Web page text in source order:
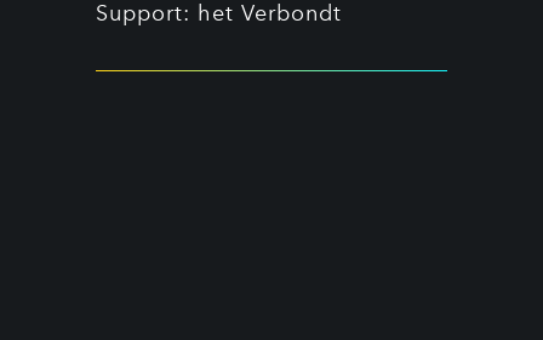
Support: het Verbondt